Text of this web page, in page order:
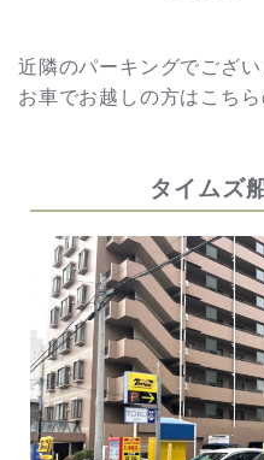
近隣のパーキングでござい
お車でお越しの方はこちら
タイムズ